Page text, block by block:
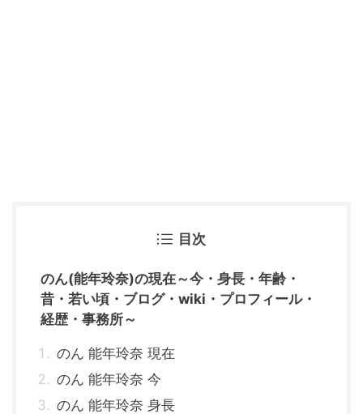
目次
のん(能年玲奈)の現在～今・身長・年齢・
昔・若い頃・ブログ・wiki・プロフィール・
経歴・事務所～
のん 能年玲奈 現在
のん 能年玲奈 今
のん 能年玲奈 身長